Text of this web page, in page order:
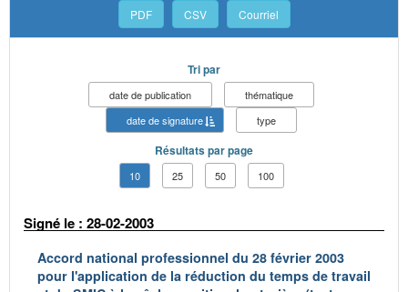
PDF CSV Courriel
Tri par
date de publication
thématique
date de signature
type
Résultats par page
10 25 50 100
Signé le : 28-02-2003
Accord national professionnel du 28 février 2003
pour l'application de la réduction du temps de travail